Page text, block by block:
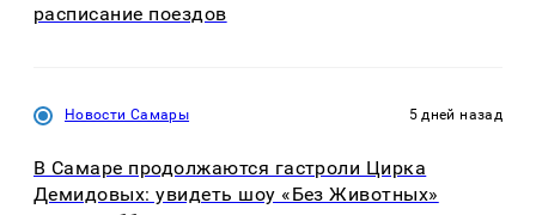
расписание поездов
Новости Самары 5 дней назад
В Самаре продолжаются гастроли Цирка
Демидовых: увидеть шоу «Без Животных»